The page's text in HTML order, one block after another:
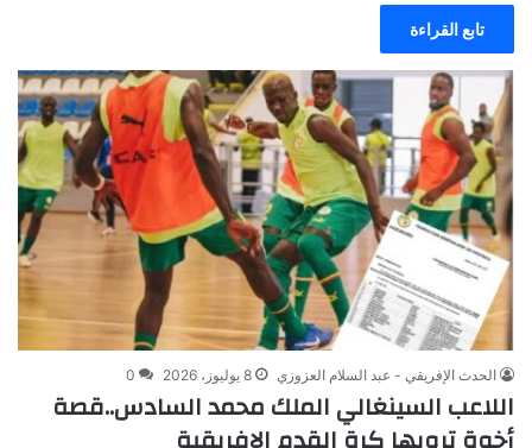
تابع القراءة
الحدث الإفريقي - عبد السلام العزوزي 8 يوليوز، 2026 0
اللاعب السينغالي الملك محمد السادس..قصة